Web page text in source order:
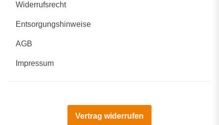
Widerrufsrecht
Entsorgungshinweise
AGB
Impressum
Vertrag widerrufen